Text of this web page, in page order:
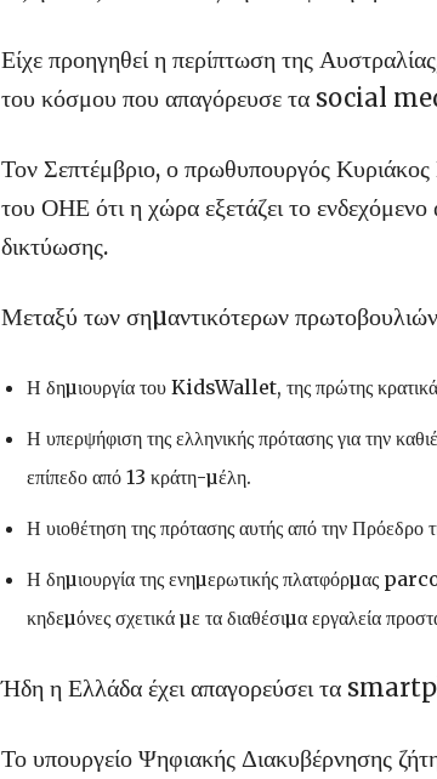
Είχε προηγηθεί η περίπτωση της
του κόσμου που απαγόρευσε τα social
Τον Σεπτέμβριο, ο πρωθυπουργός
του ΟΗΕ ότι η χώρα εξετάζει το
δικτύωσης.
Μεταξύ των σηµαντικότερων
Η δηµιουργία του KidsWallet, της πρώτης κρατικά
Η υπερψήφιση της ελληνικής πρότασης για την
επίπεδο από 13 κράτη-µέλη.
Η υιοθέτηση της πρότασης αυτής από την Πρόεδρο
Η δηµιουργία της ενηµερωτικής πλατφόρµας
κηδεµόνες σχετικά µε τα διαθέσιµα εργαλεία
Ήδη η Ελλάδα έχει απαγορεύσει τα
Το υπουργείο Ψηφιακής Διακυβέρνησης